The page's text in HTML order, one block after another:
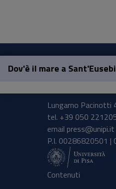
Dov'è il mare a
Lungarno
tel. +39 050
email press@unipi.it
P.I. 00286820501 |
Contenuti